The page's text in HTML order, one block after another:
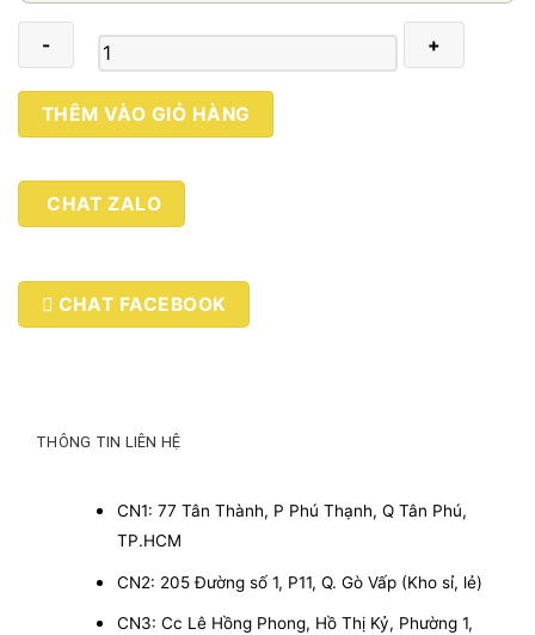
Đón
tài
04
THÊM VÀO GIỎ HÀNG
CHAT ZALO
CHAT FACEBOOK
THÔNG TIN LIÊN HỆ
CN1: 77 Tân Thành, P Phú Thạnh, Q Tân Phú,
TP.HCM
CN2: 205 Đường số 1, P11, Q. Gò Vấp (Kho sỉ, lẻ)
CN3: Cc Lê Hồng Phong, Hồ Thị Kỷ, Phường 1,